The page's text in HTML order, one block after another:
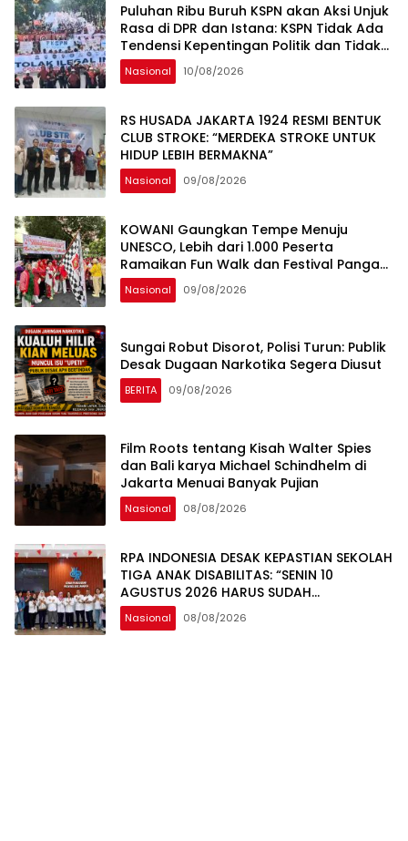
Puluhan Ribu Buruh KSPN akan Aksi Unjuk
Rasa di DPR dan Istana: KSPN Tidak Ada
Tendensi Kepentingan Politik dan Tidak
Dikooptasi oleh Siapapun
Nasional 10/08/2026
RS HUSADA JAKARTA 1924 RESMI BENTUK
CLUB STROKE: “MERDEKA STROKE UNTUK
HIDUP LEBIH BERMAKNA”
Nasional 09/08/2026
KOWANI Gaungkan Tempe Menuju
UNESCO, Lebih dari 1.000 Peserta
Ramaikan Fun Walk dan Festival Pangan
Nusantara
Nasional 09/08/2026
Sungai Robut Disorot, Polisi Turun: Publik
Desak Dugaan Narkotika Segera Diusut
BERITA 09/08/2026
Film Roots tentang Kisah Walter Spies
dan Bali karya Michael Schindhelm di
Jakarta Menuai Banyak Pujian
Nasional 08/08/2026
RPA INDONESIA DESAK KEPASTIAN SEKOLAH
TIGA ANAK DISABILITAS: “SENIN 10
AGUSTUS 2026 HARUS SUDAH
BERSEKOLAH!
Nasional 08/08/2026